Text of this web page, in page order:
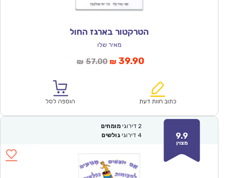
הטרקטור בארגז החול
מאיר שלו
₪ 57.00המחיר
₪57.00.
₪ 39.90המחיר
הוא:
כתוב חוות דעת הוספה לסל
9.9
מצוין
2 דירוגי מומחים
4 דירוגי גולשים